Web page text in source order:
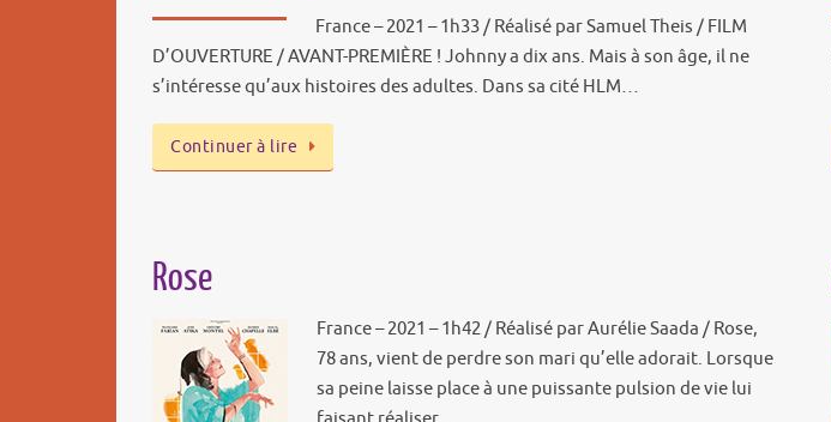
France – 2021 – 1h33 / Réalisé par Samuel Theis / FILM
D’OUVERTURE / AVANT-PREMIÈRE ! Johnny a dix ans. Mais à son âge, il ne
s’intéresse qu’aux histoires des adultes. Dans sa cité HLM…
Continuer à lire
Rose
France – 2021 – 1h42 / Réalisé par Aurélie Saada / Rose,
78 ans, vient de perdre son mari qu’elle adorait. Lorsque
sa peine laisse place à une puissante pulsion de vie lui